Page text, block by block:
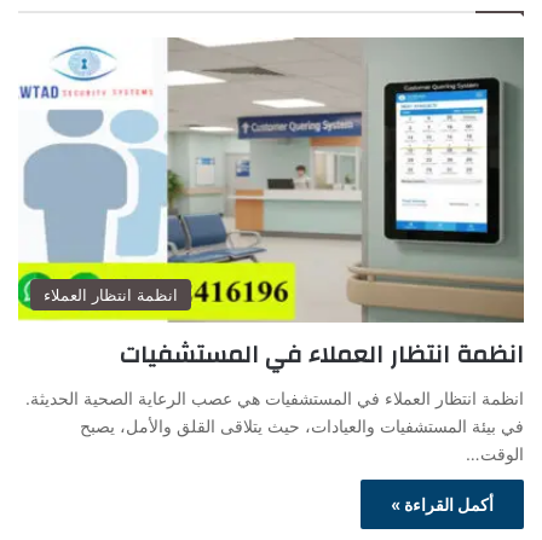
انظمة انتظار العملاء
انظمة انتظار العملاء في المستشفيات
انظمة انتظار العملاء في المستشفيات هي عصب الرعاية الصحية الحديثة.
في بيئة المستشفيات والعيادات، حيث يتلاقى القلق والأمل، يصبح
الوقت…
أكمل القراءة »